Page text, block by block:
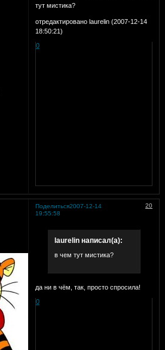
тут мистика?
отредактировано laurelin (2007-12-14
18:50:21)
0
Поделиться 20
2007-12-14
19:55:58
laurelin написал(а):
в чем тут мистика?
да ни в чём, так, просто спросила!
0